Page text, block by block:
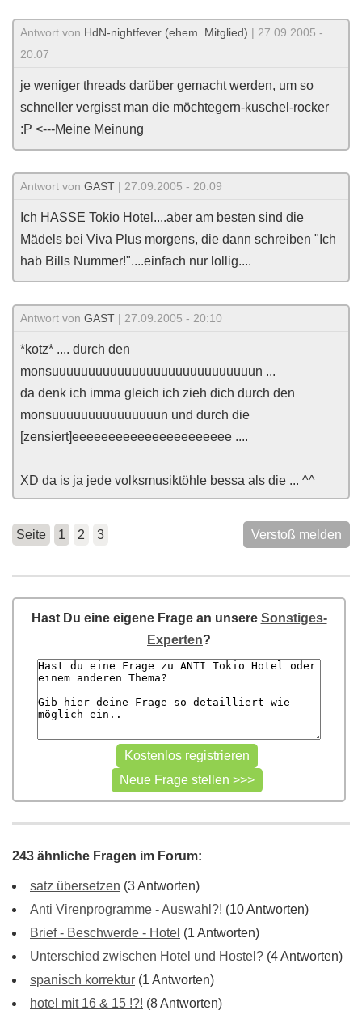
Antwort von HdN-nightfever (ehem. Mitglied) | 27.09.2005 -
20:07
je weniger threads darüber gemacht werden, um so
schneller vergisst man die möchtegern-kuschel-rocker
:P <---Meine Meinung
Antwort von GAST | 27.09.2005 - 20:09
Ich HASSE Tokio Hotel....aber am besten sind die
Mädels bei Viva Plus morgens, die dann schreiben "Ich
hab Bills Nummer!"....einfach nur lollig....
Antwort von GAST | 27.09.2005 - 20:10
*kotz* .... durch den
monsuuuuuuuuuuuuuuuuuuuuuuuuuuuun ...
da denk ich imma gleich ich zieh dich durch den
monsuuuuuuuuuuuuuuun und durch die
[zensiert]eeeeeeeeeeeeeeeeeeeeee ....
XD da is ja jede volksmusiktöhle bessa als die ... ^^
Seite 1 2 3 Verstoß melden
Hast Du eine eigene Frage an unsere Sonstiges-
Experten?
243 ähnliche Fragen im Forum:
satz übersetzen (3 Antworten)
Anti Virenprogramme - Auswahl?! (10 Antworten)
Brief - Beschwerde - Hotel (1 Antworten)
Unterschied zwischen Hotel und Hostel? (4 Antworten)
spanisch korrektur (1 Antworten)
hotel mit 16 & 15 !?! (8 Antworten)